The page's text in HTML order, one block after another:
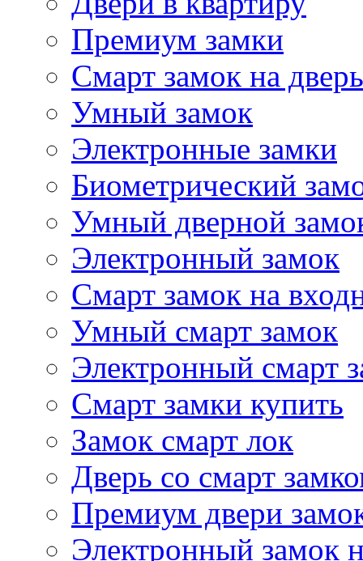
Премиум замки
Смарт замок на дверь
Умный замок
Электронные замки
Биометрический
Умный дверной
Электронный замок
Смарт замок на
Умный смарт замок
Электронный смарт
Смарт замки купить
Замок смарт лок
Дверь со смарт
Премиум двери
Электронный замок